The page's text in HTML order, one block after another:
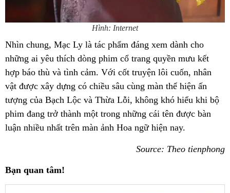
Hình: Internet
Nhìn chung, Mạc Ly là tác phẩm đáng xem dành cho
những ai yêu thích dòng phim cổ trang quyền mưu kết
hợp báo thù và tình cảm. Với cốt truyện lôi cuốn, nhân
vật được xây dựng có chiều sâu cùng màn thể hiện ấn
tượng của Bạch Lộc và Thừa Lỗi, không khó hiểu khi bộ
phim đang trở thành một trong những cái tên được bàn
luận nhiều nhất trên màn ảnh Hoa ngữ hiện nay.
Source: Theo tienphong
Bạn quan tâm!